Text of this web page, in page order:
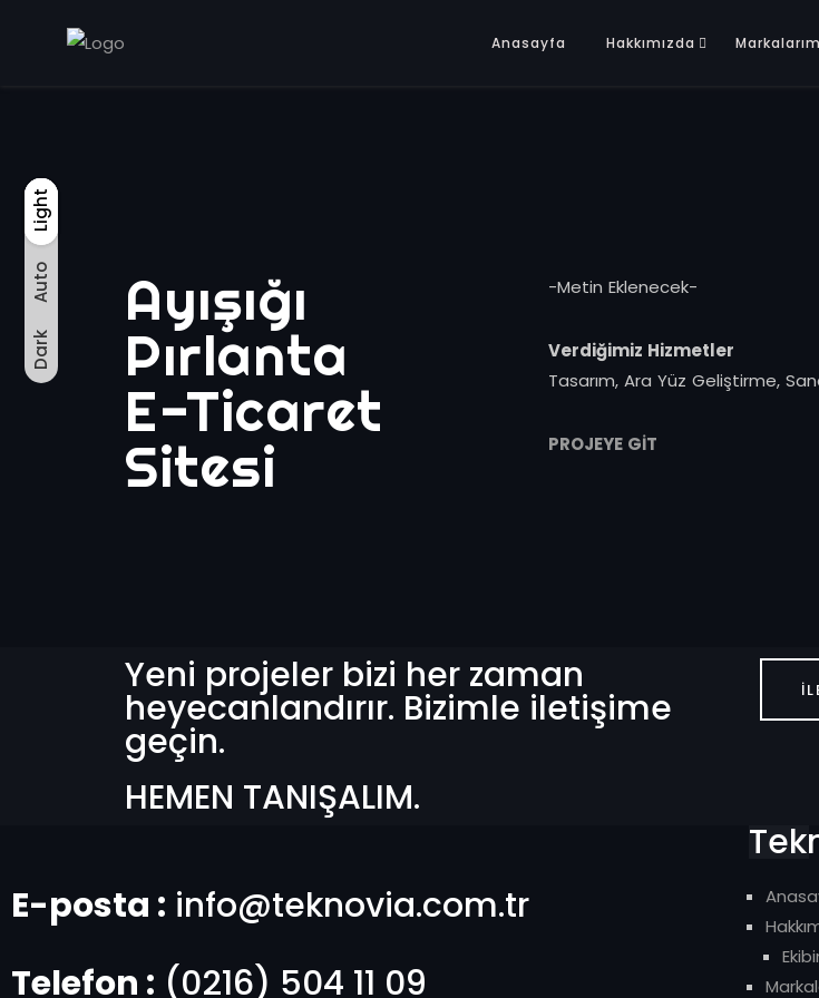
Dark
Auto
Light
Dark
Auto
Light
Anasayfa Hakkımızda
Ayışığı
Pırlanta
E-Ticaret
Sitesi
-Metin Eklenecek-
Verdiğimiz Hizmetler
Tasarım, Ara Yüz Geliştirme,
PROJEYE GİT
Yeni projeler bizi her zaman
heyecanlandırır. Bizimle iletişime
geçin.
HEMEN TANIŞALIM.
E-posta : info@teknovia.com.tr
Telefon : (0216) 504 11 09